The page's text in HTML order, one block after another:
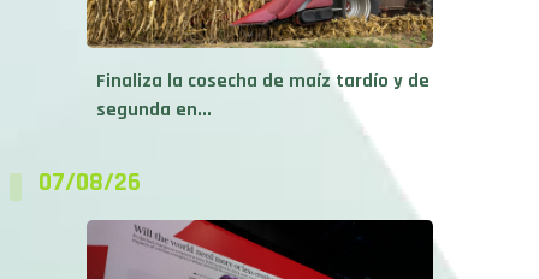
Finaliza la cosecha de maíz tardío y de
segunda en...
07/08/26